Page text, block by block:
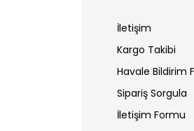
İletişim
Kargo Takibi
Havale Bildirim
Sipariş Sorgula
İletişim Formu